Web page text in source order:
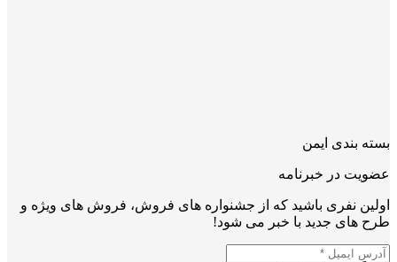
بسته بندی ایمن
عضویت در خبرنامه
اولین نفری باشید که از جشنواره های فروش، فروش های ویژه و
طرح های جدید با خبر می شود!